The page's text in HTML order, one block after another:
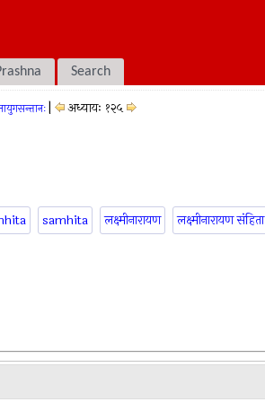
Search
अध्यायः १२५
samhita लक्ष्मीनारायण लक्ष्मीनारायण संहिता